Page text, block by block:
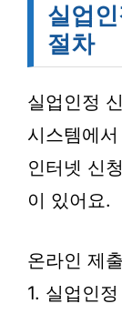
실업
절차
실업인정
시스템에
인터넷 신
이 있어요.
온라인 제
1. 실업인